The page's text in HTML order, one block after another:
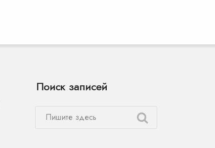
Поиск записей